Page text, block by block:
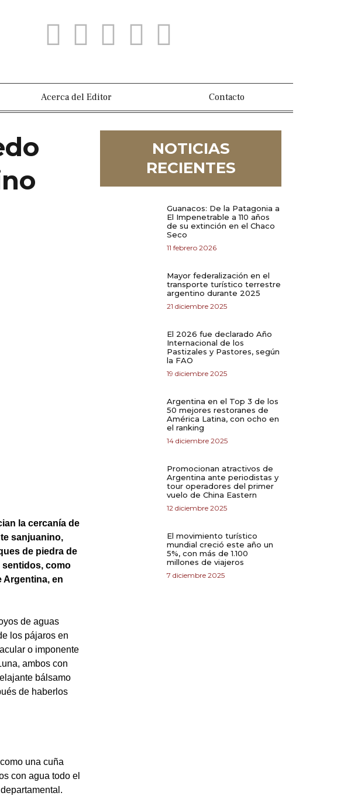
Acerca del Editor Contacto
la cercanía de
sanjuanino,
de piedra de
sentidos, como
Argentina, en
de aguas
los pájaros en
o imponente
ambos con
bálsamo
de haberlos
una cuña
con agua todo el
NOTICIAS
RECIENTES
Guanacos: De la Patagonia a
El Impenetrable a 110 años
de su extinción en el Chaco
Seco
11 febrero 2026
Mayor federalización en el
transporte turístico terrestre
argentino durante 2025
21 diciembre 2025
El 2026 fue declarado Año
Internacional de los
Pastizales y Pastores, según
la FAO
19 diciembre 2025
Argentina en el Top 3 de los
50 mejores restoranes de
América Latina, con ocho en
el ranking
14 diciembre 2025
Promocionan atractivos de
Argentina ante periodistas y
tour operadores del primer
vuelo de China Eastern
12 diciembre 2025
El movimiento turístico
mundial creció este año un
5%, con más de 1.100
millones de viajeros
7 diciembre 2025